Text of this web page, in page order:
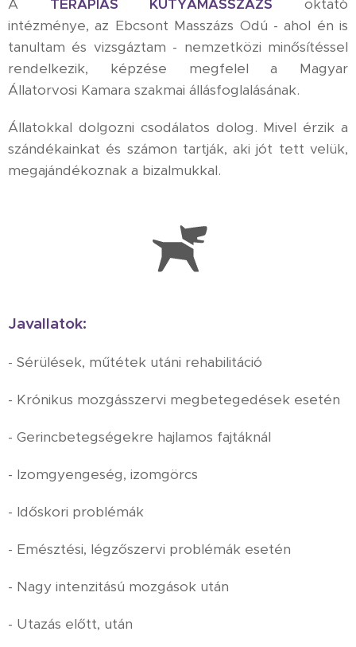
A TERÁPIÁS KUTYAMASSZÁZS oktató
intézménye, az Ebcsont Masszázs Odú - ahol én is
tanultam és vizsgáztam - nemzetközi minősítéssel
rendelkezik, képzése megfelel a Magyar
Állatorvosi Kamara szakmai állásfoglalásának.
Állatokkal dolgozni csodálatos dolog. Mivel érzik a
szándékainkat és számon tartják, aki jót tett velük,
megajándékoznak a bizalmukkal.
Javallatok:
- Sérülések, műtétek utáni rehabilitáció
- Krónikus mozgásszervi megbetegedések esetén
- Gerincbetegségekre hajlamos fajtáknál
- Izomgyengeség, izomgörcs
- Időskori problémák
- Emésztési, légzőszervi problémák esetén
- Nagy intenzitású mozgások után
- Utazás előtt, után